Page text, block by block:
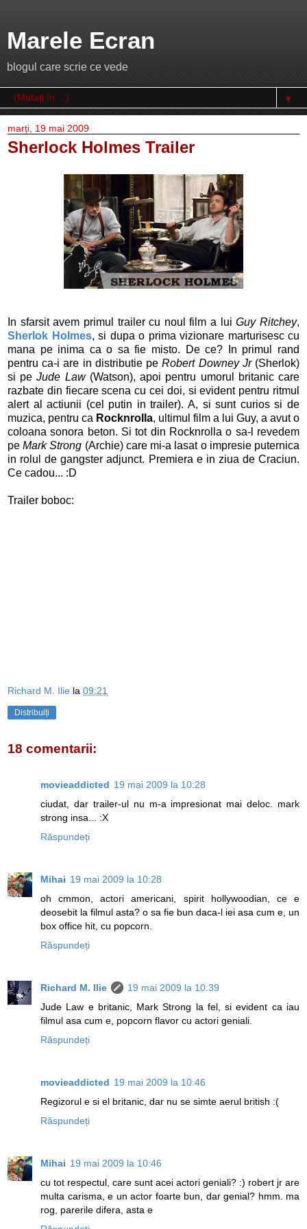
Marele Ecran
blogul care scrie ce vede
▼
marți, 19 mai 2009
Sherlock Holmes Trailer
In sfarsit avem primul trailer cu noul film a luiGuy Ritchey,
Sherlok Holmes, si dupa o prima vizionare marturisesc cu
mana pe inima ca o sa fie misto. De ce? In primul rand
pentru ca-i are in distributie peRobert Downey Jr(Sherlok)
si peJude Law(Watson), apoi pentru umorul britanic care
razbate din fiecare scena cu cei doi, si evident pentru ritmul
alert al actiunii (cel putin in trailer). A, si sunt curios si de
muzica, pentru ca Rocknrolla, ultimul film a lui Guy, a avut o
coloana sonora beton. Si tot din Rocknrolla o sa-l revedem
peMark Strong (Archie) care mi-a lasat o impresie puternica
in rolul de gangster adjunct. Premiera e in ziua de Craciun.
Ce cadou... :D
Trailer boboc:
Richard M. Ilie la 09:21
Distribuiți
18 comentarii:
movieaddicted 19 mai 2009 la 10:28
ciudat, dar trailer-ul nu m-a impresionat mai deloc. mark
strong insa... :X
Răspundeți
Mihai 19 mai 2009 la 10:28
oh cmmon, actori americani, spirit hollywoodian, ce e
deosebit la filmul asta? o sa fie bun daca-l iei asa cum e, un
box office hit, cu popcorn.
Răspundeți
Richard M. Ilie
19 mai 2009 la 10:39
Jude Law e britanic, Mark Strong la fel, si evident ca iau
filmul asa cum e, popcorn flavor cu actori geniali.
Răspundeți
movieaddicted 19 mai 2009 la 10:46
Regizorul e si el britanic, dar nu se simte aerul british :(
Răspundeți
Mihai 19 mai 2009 la 10:46
cu tot respectul, care sunt acei actori geniali? :) robert jr are
multa carisma, e un actor foarte bun, dar genial? hmm. ma
rog, parerile difera, asta e